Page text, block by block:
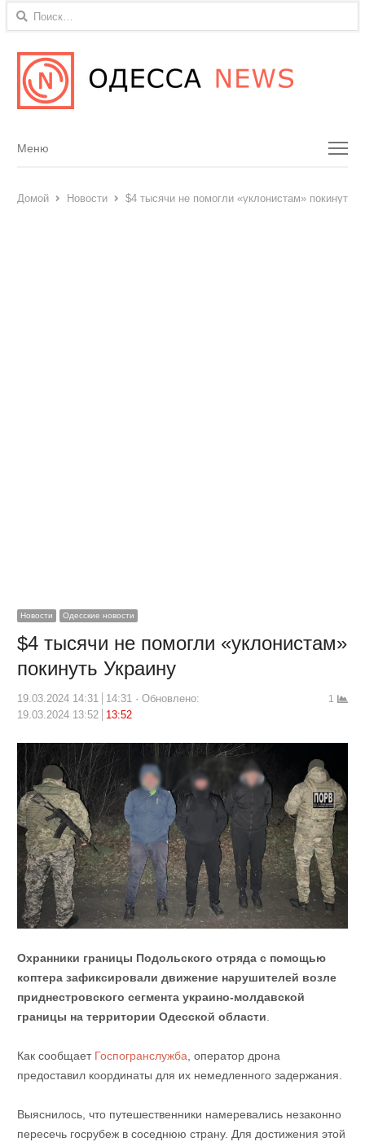
Найти:
Menu
Меню
Домой Новости $4 тысячи не помогли «уклонистам» покинуть
Новости Одесские новости
$4 тысячи не помогли «уклонистам»
покинуть Украину
19.03.2024 14:31 14:31
Обновлено:
19.03.2024 13:52
13:52
1
Охранники границы Подольского отряда с помощью
коптера зафиксировали движение нарушителей возле
приднестровского сегмента украино-молдавской
границы на территории Одесской области.
Как сообщает Госпогранслужба, оператор дрона
предоставил координаты для их немедленного задержания.
Выяснилось, что путешественники намеревались незаконно
пересечь госрубеж в соседнюю страну. Для достижения этой